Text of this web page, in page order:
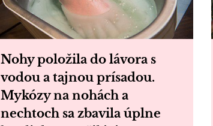
Nohy položila do lávora s
vodou a tajnou prísadou.
Mykózy na nohách a
nechtoch sa zbavila úplne